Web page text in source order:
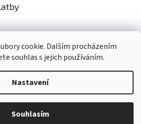
cookie. Dalším procházením
souhlas s jejich používáním.
Nastavení
Souhlasím
. Všechna práva vyhrazena.Upravit
nastavení cookies